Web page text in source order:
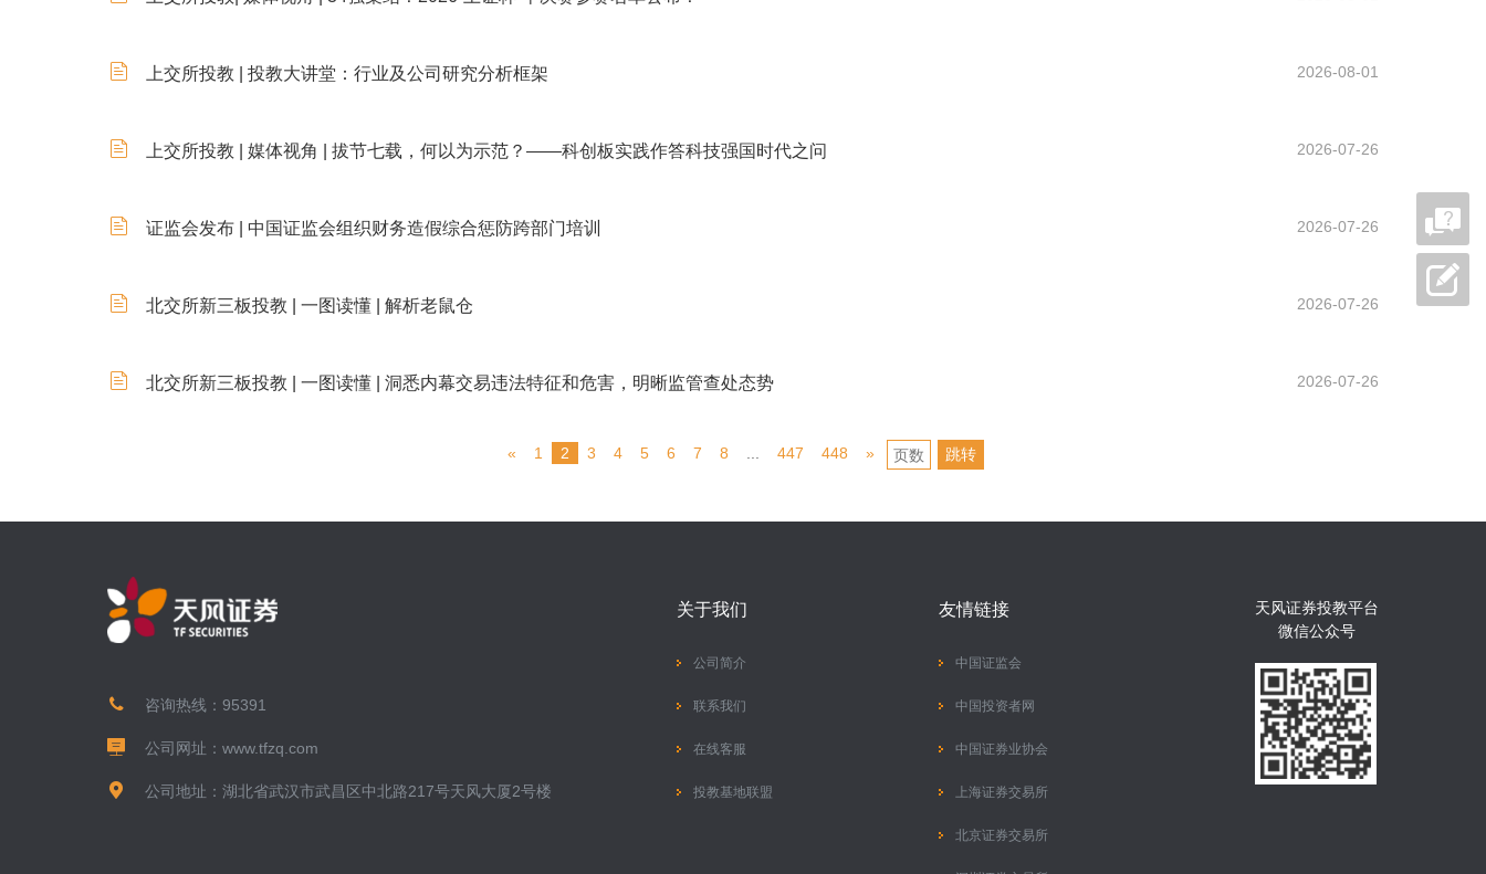
上交所投教 | 投教大讲堂：行业及公司研究分析框架 2026-08-01
上交所投教 | 媒体视角 | 拔节七载，何以为示范？——科创板实践作答科技强国时代之问 2026-07-26
证监会发布 | 中国证监会组织财务造假综合惩防跨部门培训 2026-07-26
北交所新三板投教 | 一图读懂 | 解析老鼠仓 2026-07-26
北交所新三板投教 | 一图读懂 | 洞悉内幕交易违法特征和危害，明晰监管查处态势 2026-07-26
« 1 2 3 4 5 6 7 8 447 448 » 跳转
咨询热线： 95391
公司网址： www.tfzq.com
公司地址：湖北省武汉市武昌区中北路217号天风大厦2号楼
关于我们
公司简介
联系我们
在线客服
投教基地联盟
友情链接
中国证监会
中国投资者网
中国证券业协会
上海证券交易所
北京证券交易所
天风证券投教平台
微信公众号